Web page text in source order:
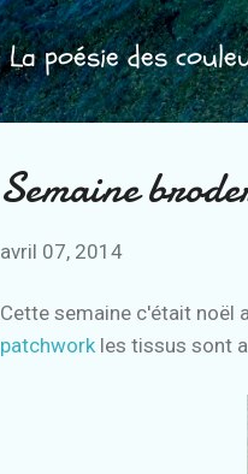
La poésie des
Semaine
avril 07, 2014
Cette semaine c'était noël
patchwork les tissus sont